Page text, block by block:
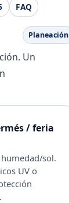
FAQ
Planeación
Un
/ feria
humedad/sol.
UV o